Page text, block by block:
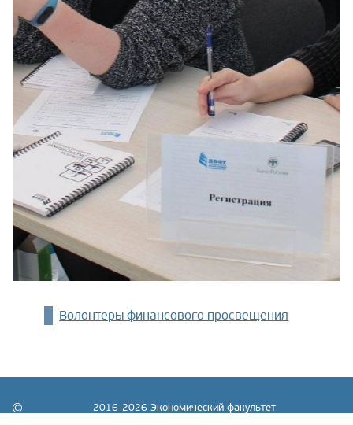
Волонтеры финансового просвещения
2016-2026 Экономический факультет